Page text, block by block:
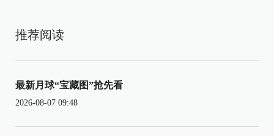
推荐阅读
最新月球“宝藏图”抢先看
2026-08-07 09:48